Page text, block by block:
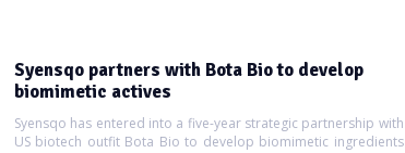
Syensqo partners with Bota Bio to develop
biomimetic actives
Syensqo has entered into a five-year strategic partnership with
US biotech outfit Bota Bio to develop biomimetic ingredients